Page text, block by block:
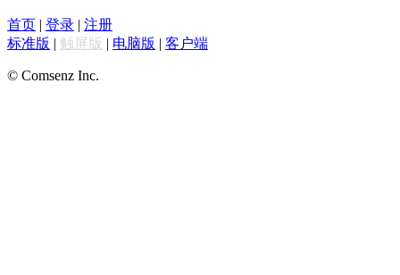
首页 | 登录 | 注册
标准版 | 触屏版 | 电脑版 | 客户端
© Comsenz Inc.